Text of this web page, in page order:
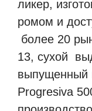
ликер,
ромом и
более 20
13, сухой
выпущенный
Progresiva